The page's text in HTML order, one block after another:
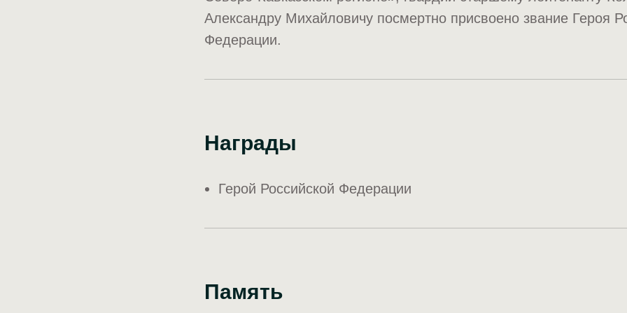
Александру Михайловичу посмертно присвоено звание Героя
Федерации.
Награды
Герой Российской Федерации
Память